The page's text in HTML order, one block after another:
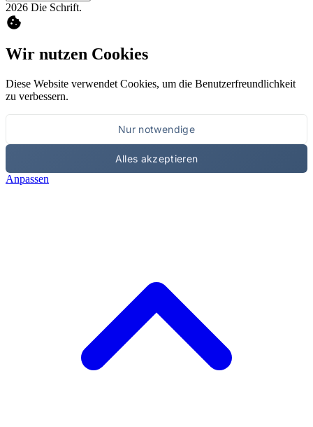
2026 Die Schrift.
cookie
Wir nutzen Cookies
Diese Website verwendet Cookies, um die Benutzerfreundlichkeit
zu verbessern.
Nur notwendige
Alles akzeptieren
Anpassen